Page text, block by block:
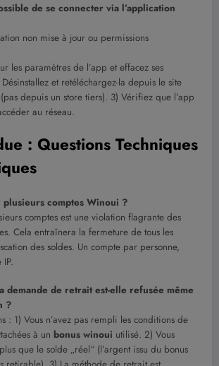
de se connecter via l’application
non mise à jour ou permissions
les paramètres de l’app et effacez ses
et retéléchargez-la depuis le site
depuis un store tiers). 3) Vérifiez que l’app
au réseau.
: Questions Techniques
plusieurs comptes Winoui ?
comptes est une violation flagrante des
Cela entraînera la fermeture de tous les
des soldes. Un compte par personne,
demande de retrait est-elle refusée même
?
: 1) Vous n’avez pas rempli les conditions de
à un bonus winoui utilisé. 2) Vous
que le solde „réel“ (l’argent issu du bonus